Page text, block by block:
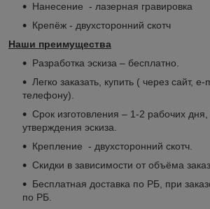
Нанесение - лазерная гравировка
Крепёж - двухсторонний скотч
Наши преимущества
Разработка эскиза – бесплатно.
Легко заказать, купить ( через сайт, е-
телефону).
Срок изготовления – 1-2 рабочих
утверждения эскиза.
Крепление - двухсторонний скотч.
Скидки в зависимости от объёма
Бесплатная доставка по РБ, при
по РБ.